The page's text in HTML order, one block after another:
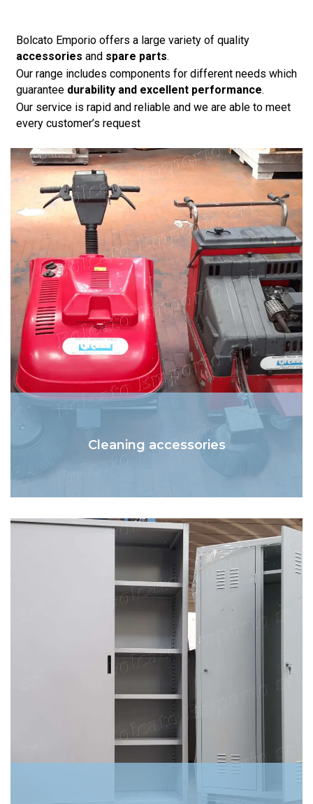
Bolcato Emporio offers a large variety of quality
accessories and spare parts.
Our range includes components for different needs which
guarantee durability and excellent performance.
Our service is rapid and reliable and we are able to meet
every customer’s request
Cleaning accessories